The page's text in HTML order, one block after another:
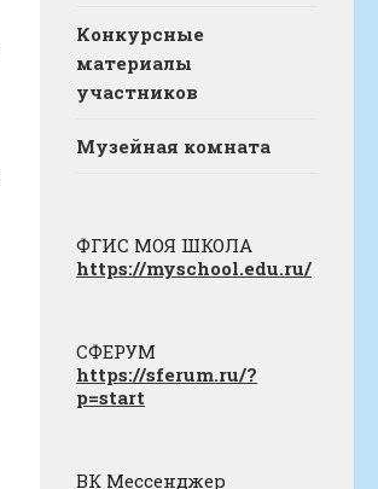
Конкурсные
материалы
участников
Музейная комната
ФГИС МОЯ ШКОЛА
https://myschool.edu.ru/
СФЕРУМ
https://sferum.ru/?
p=start
ВК Мессенджер